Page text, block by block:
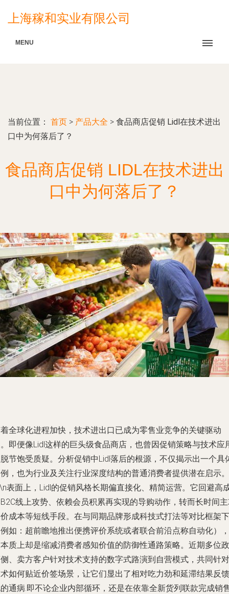
上海稼和实业有限公司
MENU
当前位置： 首页 > 产品大全 > 食品商店促销 Lidl在技术进出
口中为何落后了？
食品商店促销 LIDL在技术进出
口中为何落后了？
全球化进程加快，技术进出口已成为零售业竞争的关键驱动
即便像Lidl这样的巨头级食品商店，也曾因促销策略与技术应
节饱受质疑。分析促销中Lidl落后的根源，不仅揭示出一个具
，也为行业及关注行业深度结构的普通消费者提供潜在启示。
表面上，Lidl的促销风格长期偏直接化、精简运营。它回避高
线上攻势、依赖会员积累再实现的导购动作，转而长时间
成本等短线手段。在与同期品牌形成科技式打法等对比框架下
如：超前瞻地推出便携评价系统或者联合前沿点称自动化），
质上却是缩减消费者感知价值的防御性通路策略。近期多位政
、卖方客户针对技术支持的数字式路演到自营模式，共同针对
如何贴近价签场景，让它们显出了相对吃力劲和延滞结果反馈
通病.即不论企业内部循环，还是在依靠全新货列联款完成销